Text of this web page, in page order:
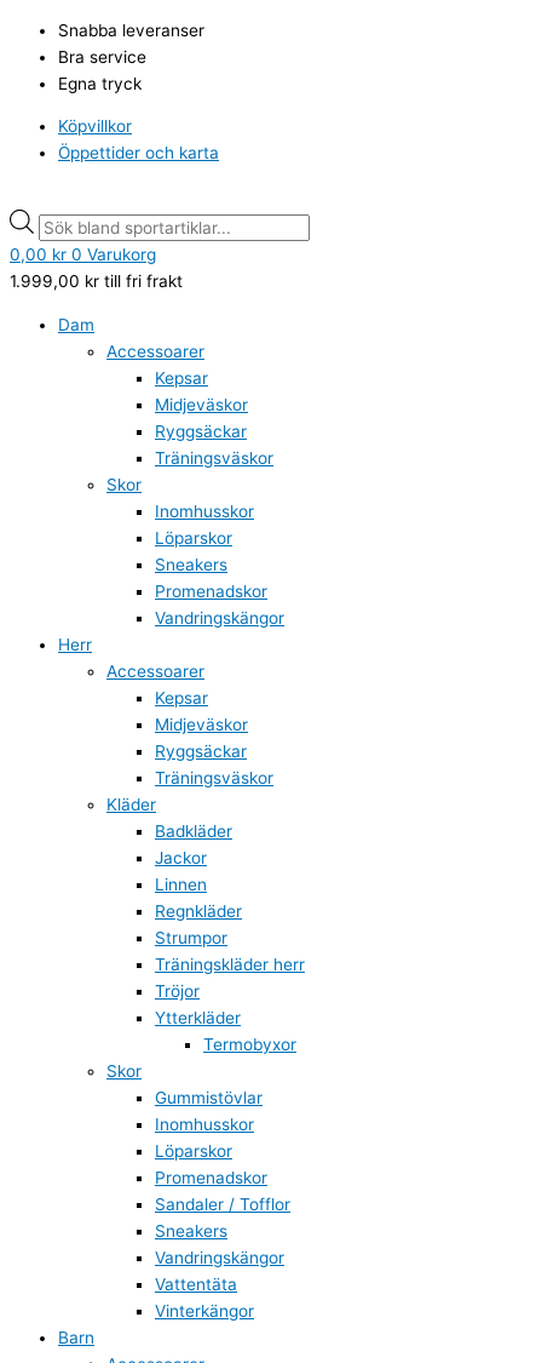
innehåll
Snabba leveranser
Bra service
Egna tryck
Köpvillkor
Öppettider och karta
search
0,00 kr 0 Varukorg
1.999,00 kr till fri frakt
Dam
Accessoarer
Kepsar
Midjeväskor
Ryggsäckar
Träningsväskor
Skor
Inomhusskor
Löparskor
Sneakers
Promenadskor
Vandringskängor
Herr
Accessoarer
Kepsar
Midjeväskor
Ryggsäckar
Träningsväskor
Kläder
Badkläder
Jackor
Linnen
Regnkläder
Strumpor
Träningskläder herr
Tröjor
Ytterkläder
Termobyxor
Skor
Gummistövlar
Inomhusskor
Löparskor
Promenadskor
Sandaler / Tofflor
Sneakers
Vandringskängor
Vattentäta
Vinterkängor
Barn
search
Alvin
Snow
mängd